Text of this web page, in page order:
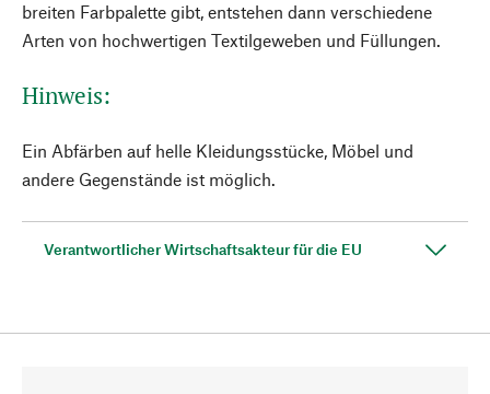
breiten Farbpalette gibt, entstehen dann verschiedene
Arten von hochwertigen Textilgeweben und Füllungen.
Hinweis:
Ein Abfärben auf helle Kleidungsstücke, Möbel und
andere Gegenstände ist möglich.
Verantwortlicher Wirtschaftsakteur für die EU